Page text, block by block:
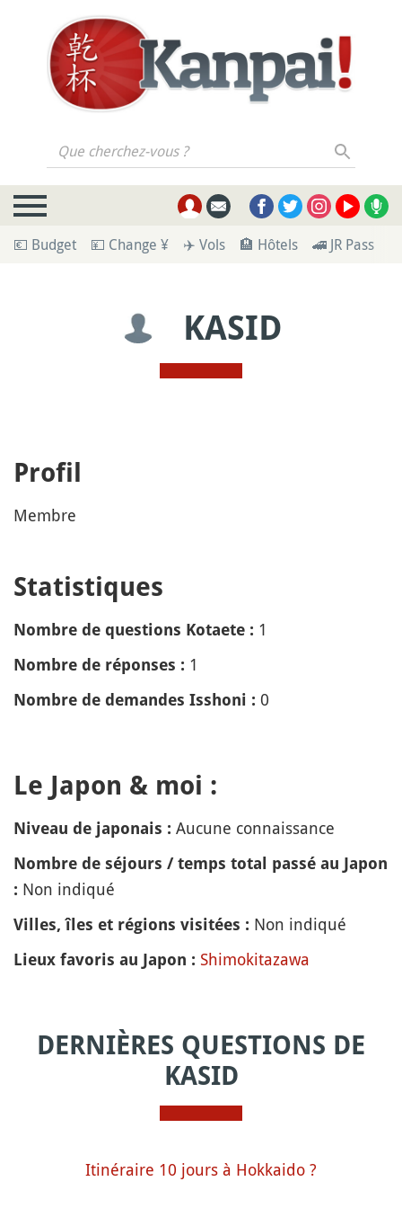
Que cherchez-vous ?
💶 Budget 💴 Change ¥ ✈️ Vols 🏨 Hôtels 🚄 JR Pass
KASID
Profil
Membre
Statistiques
Nombre de questions Kotaete : 1
Nombre de réponses : 1
Nombre de demandes Isshoni : 0
Le Japon & moi :
Niveau de japonais : Aucune connaissance
Nombre de séjours / temps total passé au Japon
: Non indiqué
Villes, îles et régions visitées : Non indiqué
Lieux favoris au Japon : Shimokitazawa
DERNIÈRES QUESTIONS DE
KASID
Itinéraire 10 jours à Hokkaido ?